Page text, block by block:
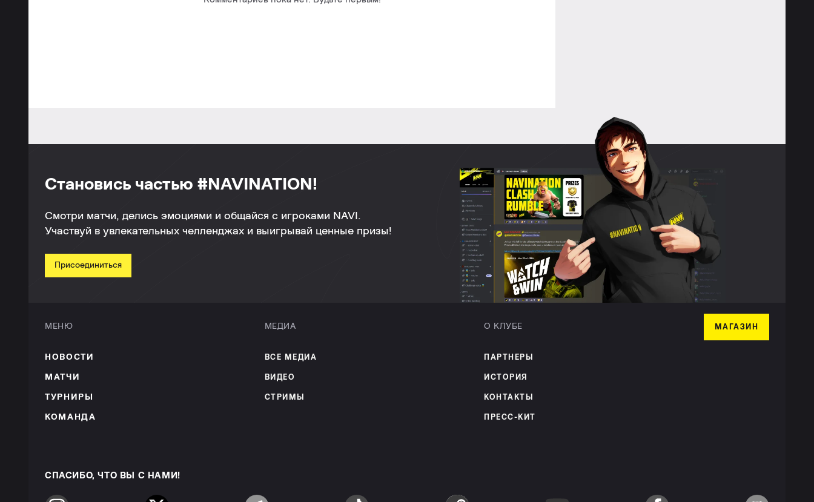
Становись частью #NAVINATION!
Смотри матчи, делись эмоциями и общайся с игроками NAVI.
Участвуй в увлекательных челленджах и выигрывай ценные призы!
Присоединиться
МЕНЮ
НОВОСТИ
МАТЧИ
ТУРНИРЫ
КОМАНДА
МЕДИА
ВСЕ МЕДИА
ВИДЕО
СТРИМЫ
О КЛУБЕ
ПАРТНЕРЫ
ИСТОРИЯ
КОНТАКТЫ
ПРЕСС-КИТ
МАГАЗИН
СПАСИБО, ЧТО ВЫ С НАМИ!